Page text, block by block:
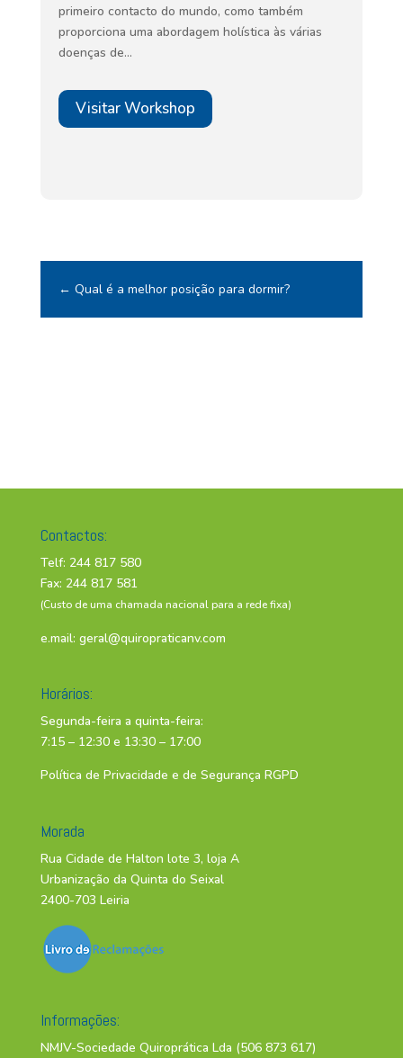
primeiro contacto do mundo, como também
proporciona uma abordagem holística às várias
doenças de…
Visitar Workshop
← Qual é a melhor posição para dormir?
Contactos:
Telf: 244 817 580
Fax: 244 817 581
(Custo de uma chamada nacional para a rede fixa)
e.mail: geral@quiropraticanv.com
Horários:
Segunda-feira a quinta-feira:
7:15 – 12:30 e 13:30 – 17:00
Política de Privacidade e de Segurança RGPD
Morada
Rua Cidade de Halton lote 3, loja A
Urbanização da Quinta do Seixal
2400-703 Leiria
Informações:
NMJV-Sociedade Quiroprática Lda (506 873 617)